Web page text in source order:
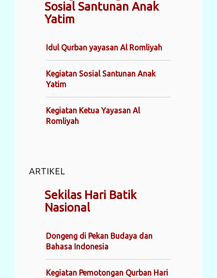
Sosial Santunan Anak
Yatim
Idul Qurban yayasan Al Romliyah
Kegiatan Sosial Santunan Anak
Yatim
Kegiatan Ketua Yayasan Al
Romliyah
ARTIKEL
Sekilas Hari Batik
Nasional
Dongeng di Pekan Budaya dan
Bahasa Indonesia
Kegiatan Pemotongan Qurban Hari